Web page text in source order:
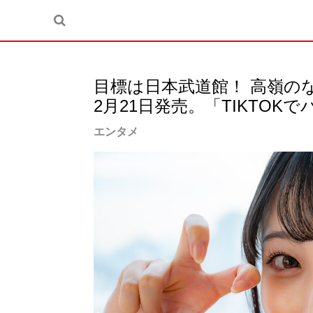
目標は日本武道館！ 高嶺
2月21日発売。「TIKTOKで
エンタメ